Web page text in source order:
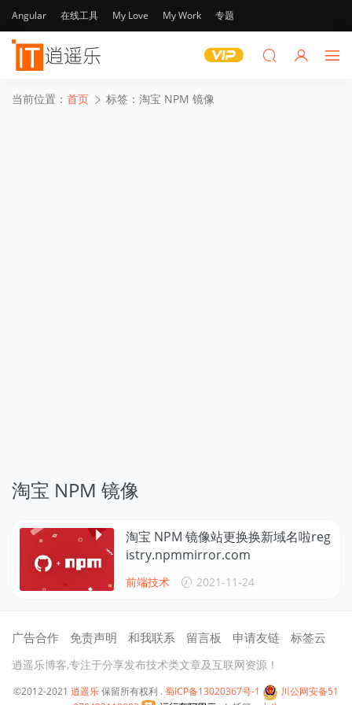
Angular 在线工具 My Love My Work 专题
当前位置： 首页 标签：淘宝 NPM 镜像
淘宝 NPM 镜像
淘宝 NPM 镜像站更换换新域名啦reg
istry.npmmirror.com
前端技术 2021-11-24
广告合作 免责声明 和我联系 留言板 申请友链 标签云
逍遥乐博客,专注于分享发布技术类文章及互联网资源！
©2012-2021 逍遥乐保留所有权利 . 蜀ICP备13020367号-1
川公网安备51